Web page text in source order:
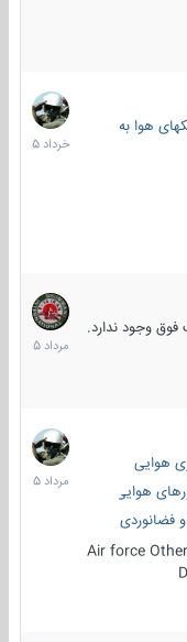
هوا به سطح
30
خرداد
1405
وجود ندارد.
7
مرداد
1405
هوایی
هوایی
Air force
2
مرداد
1405